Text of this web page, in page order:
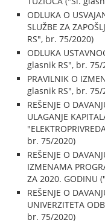
ODLUKA O
SLUŽBE ZA
RS", br. 75/2020)
ODLUKA
glasnik RS", br. 75/
PRAVILNIK O
glasnik RS", br. 75/
REŠENJE O
ULAGANJE
br. 75/2020)
REŠENJE O
IZMENAMA
ZA 2020. GODINU
REŠENJE O
UNIVERZITETA
br. 75/2020)